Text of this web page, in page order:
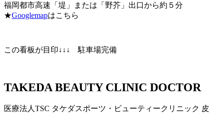
福岡都市高速「堤」または「野芥」出口から約５分
★Googlemapはこちら
この看板が目印↓↓↓ 駐車場完備
TAKEDA BEAUTY CLINIC DOCTOR
医療法人TSC タケダスポーツ・ビューティークリニック 皮